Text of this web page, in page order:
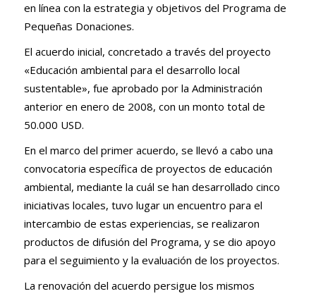
en línea con la estrategia y objetivos del Programa de
Pequeñas Donaciones.
El acuerdo inicial, concretado a través del proyecto
«Educación ambiental para el desarrollo local
sustentable», fue aprobado por la Administración
anterior en enero de 2008, con un monto total de
50.000 USD.
En el marco del primer acuerdo, se llevó a cabo una
convocatoria específica de proyectos de educación
ambiental, mediante la cuál se han desarrollado cinco
iniciativas locales, tuvo lugar un encuentro para el
intercambio de estas experiencias, se realizaron
productos de difusión del Programa, y se dio apoyo
para el seguimiento y la evaluación de los proyectos.
La renovación del acuerdo persigue los mismos